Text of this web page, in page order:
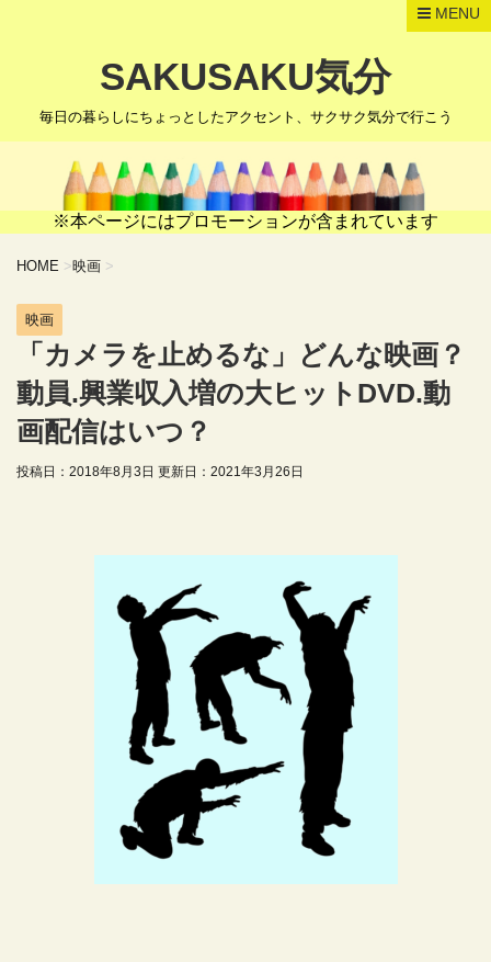
MENU
SAKUSAKU気分
毎日の暮らしにちょっとしたアクセント、サクサク気分で行こう
※本ページにはプロモーションが含まれています
HOME >映画 >
映画
「カメラを止めるな」どんな映画？
動員.興業収入増の大ヒットDVD.動
画配信はいつ？
投稿日：2018年8月3日 更新日： 2021年3月26日